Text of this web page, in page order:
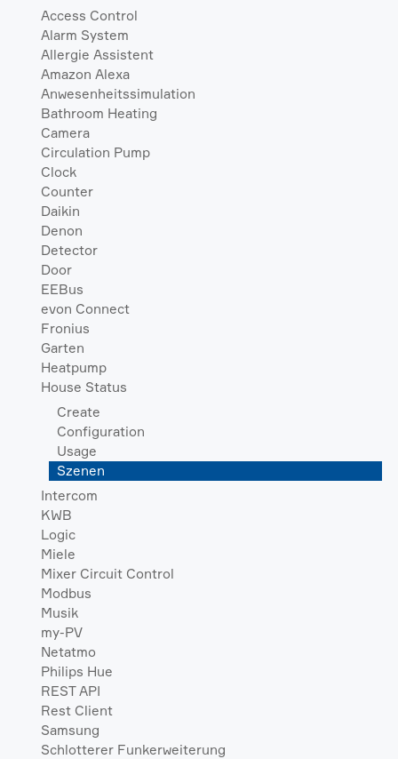
Access Control
Alarm System
Allergie Assistent
Amazon Alexa
Anwesenheitssimulation
Bathroom Heating
Camera
Circulation Pump
Clock
Counter
Daikin
Denon
Detector
Door
EEBus
evon Connect
Fronius
Garten
Heatpump
House Status
Create
Configuration
Usage
Szenen
Intercom
KWB
Logic
Miele
Mixer Circuit Control
Modbus
Musik
my-PV
Netatmo
Philips Hue
REST API
Rest Client
Samsung
Schlotterer Funkerweiterung